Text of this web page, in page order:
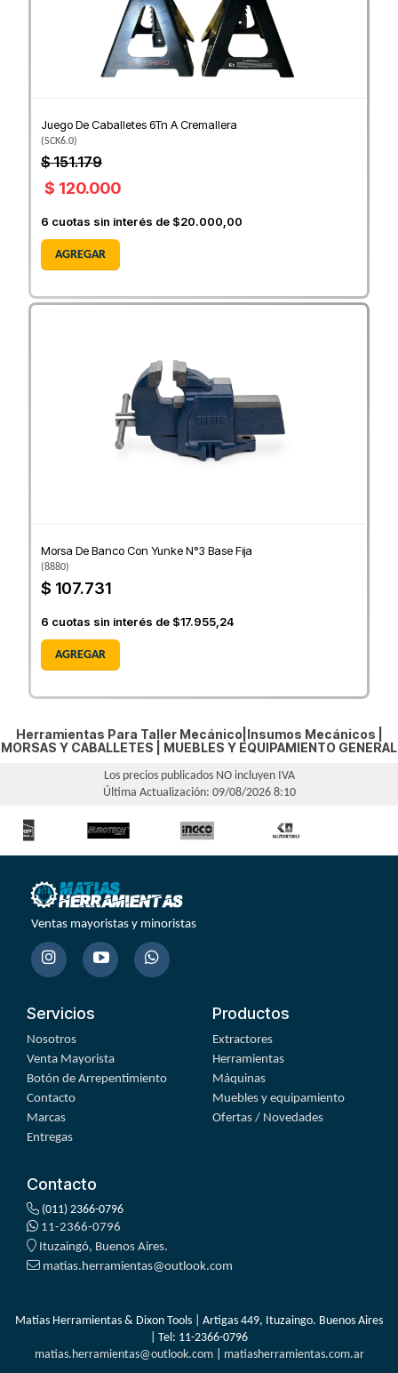
Juego De Caballetes 6Tn A Cremallera
(SCK6.0)
$ 151.179
$ 120.000
6 cuotas sin interés de $20.000,00
AGREGAR
Morsa De Banco Con Yunke N°3 Base Fija
(8880)
$ 107.731
6 cuotas sin interés de $17.955,24
AGREGAR
Herramientas Para Taller Mecánico|Insumos Mecánicos |
MORSAS Y CABALLETES
MUEBLES Y EQUIPAMIENTO GENERAL
Los precios publicados NO incluyen IVA
Última Actualización: 09/08/2026 8:10
Ventas mayoristas y minoristas
Servicios
Nosotros
Venta Mayorista
Botón de Arrepentimiento
Contacto
Marcas
Entregas
Productos
Extractores
Herramientas
Máquinas
Muebles y equipamiento
Ofertas / Novedades
Contacto
(011) 2366-0796
11-2366-0796
Ituzaingó, Buenos Aires.
matias.herramientas@outlook.com
Matías Herramientas & Dixon Tools | Artigas 449, Ituzaingo. Buenos Aires
| Tel: 11-2366-0796
matias.herramientas@outlook.com| matiasherramientas.com.ar